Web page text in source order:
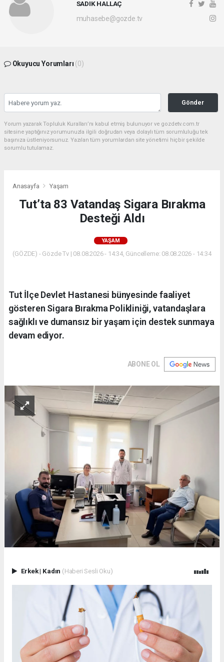
SADIK HALLAÇ
muhasebe@gozde.tv
Okuyucu Yorumları (0)
Gönder
Yorum yazarak Topluluk Kuralları’nı kabul etmiş bulunuyor ve gozdetv.com.tr
sitesine yaptığınız yorumunuzla ilgili doğrudan veya dolaylı tüm sorumluluğu tek
başınıza üstleniyorsunuz. Yazılan tüm yorumlardan site yönetimi hiçbir şekilde
sorumlu tutulamaz.
Anasayfa Yaşam
Tut’ta 83 Vatandaş Sigara Bırakma
Desteği Aldı
YAŞAM
(GÖZDE) - Gözde Tv | 08.08.2026 - 14:34, Güncelleme: 08.08.2026 - 14:34
Tut İlçe Devlet Hastanesi bünyesinde faaliyet
gösteren Sigara Bırakma Polikliniği, vatandaşlara
sağlıklı ve dumansız bir yaşam için destek sunmaya
devam ediyor.
ABONE OL
Erkek| Kadın (Haberi Sesli Oku)